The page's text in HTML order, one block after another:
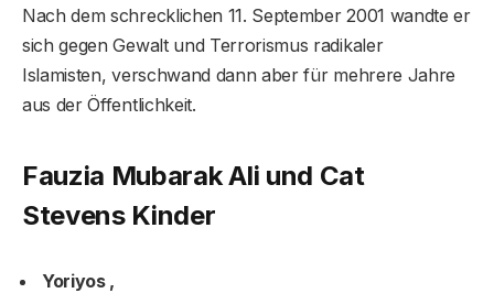
Nach dem schrecklichen 11. September 2001 wandte er
sich gegen Gewalt und Terrorismus radikaler
Islamisten, verschwand dann aber für mehrere Jahre
aus der Öffentlichkeit.
Fauzia Mubarak Ali und Cat
Stevens Kinder
Yoriyos ,